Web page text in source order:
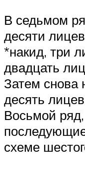
В седьмом
десяти
*накид, три
двадцать
Затем снова
десять
Восьмой
схеме